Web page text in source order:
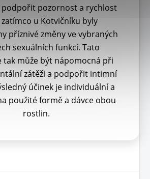
pozornost a rychlost
zatímco u Kotvičníku byly
příznivé změny ve vybraných
sexuálních funkcí. Tato
tak může být nápomocná při
zátěži a podpořit intimní
účinek je individuální a
použité formě a dávce obou
rostlin.